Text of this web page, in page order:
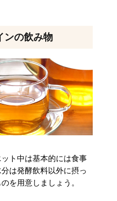
ンの飲み物
ト中は基本的には食事
は発酵飲料以外に摂っ
を用意しましょう。